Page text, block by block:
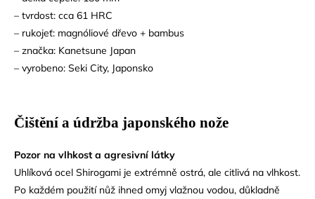
– tvrdost: cca 61 HRC
– rukojeť: magnóliové dřevo + bambus
– značka: Kanetsune Japan
– vyrobeno: Seki City, Japonsko
Čištění a údržba japonského nože
Pozor na vlhkost a agresivní látky
Uhlíková ocel Shirogami je extrémně ostrá, ale citlivá na vlhkost.
Po každém použití nůž ihned omyj vlažnou vodou, důkladně